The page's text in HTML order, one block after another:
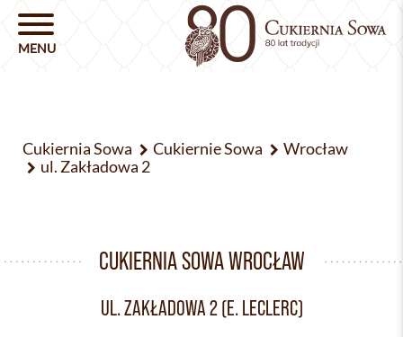
Cukiernia Sowa Cukiernie Sowa
Wrocław
ul. Zakładowa 2
CUKIERNIA SOWA WROCŁAW
UL. ZAKŁADOWA 2 (E. LECLERC)